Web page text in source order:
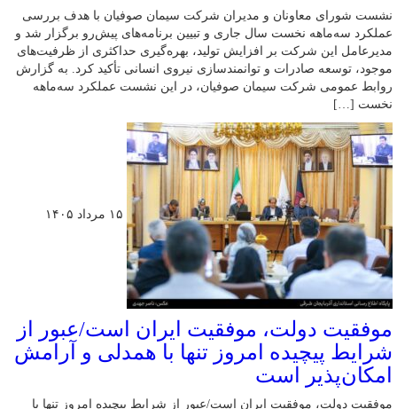
نشست شورای معاونان و مدیران شرکت سیمان صوفیان با هدف بررسی
عملکرد سه‌ماهه نخست سال جاری و تبیین برنامه‌های پیش‌رو برگزار شد و
مدیرعامل این شرکت بر افزایش تولید، بهره‌گیری حداکثری از ظرفیت‌های
موجود، توسعه صادرات و توانمندسازی نیروی انسانی تأکید کرد. به گزارش
روابط عمومی شرکت سیمان صوفیان، در این نشست عملکرد سه‌ماهه
نخست […]
۱۵ مرداد ۱۴۰۵
موفقیت دولت، موفقیت ایران است/عبور از
شرایط پیچیده امروز تنها با همدلی و آرامش
امکان‌پذیر است
موفقیت دولت، موفقیت ایران است/عبور از شرایط پیچیده امروز تنها با